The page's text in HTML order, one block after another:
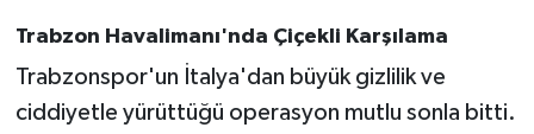
Trabzon Havalimanı'nda Çiçekli Karşılama
Trabzonspor'un İtalya'dan büyük gizlilik ve
ciddiyetle yürüttüğü operasyon mutlu sonla bitti.
OLAY
OTOMOTİV